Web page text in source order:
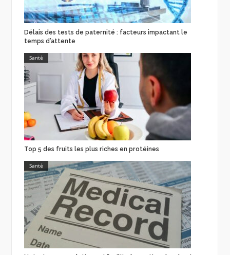
Délais des tests de paternité : facteurs impactant le
temps d’attente
Santé
Top 5 des fruits les plus riches en protéines
Santé